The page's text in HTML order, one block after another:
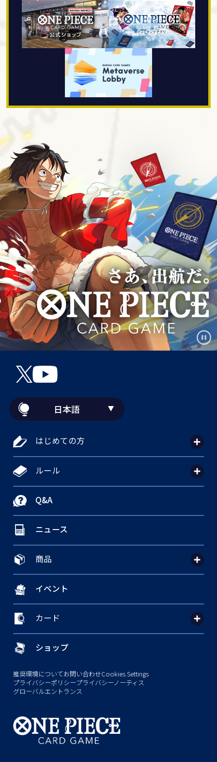
日本語
はじめての方
ルール
Q&A
ニュース
商品
イベント
カード
ショップ
推奨環境についてお問い合わせCookies Settings
プライバシーポリシープライバシーノーティス
グローバルエントランス